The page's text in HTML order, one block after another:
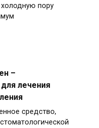
холодную пору
–
лечения
средство,